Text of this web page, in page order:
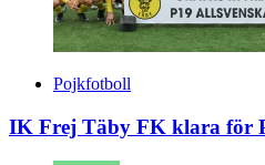
Pojkfotboll
IK Frej Täby FK klara för